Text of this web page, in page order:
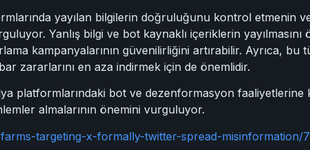
yayılan bilgilerin doğruluğunu kontrol etmenin
Yanlış bilgi ve bot kaynaklı içeriklerin yayılmasını
kampanyalarının güvenilirliğini artırabilir. Ayrıca, bu
zararlarını en aza indirmek için de önemlidir.
platformlarındaki bot ve dezenformasyon faaliyetlerine
almalarının önemini vurguluyor.
targeting-x-formally-twitter-spread-misinformation/